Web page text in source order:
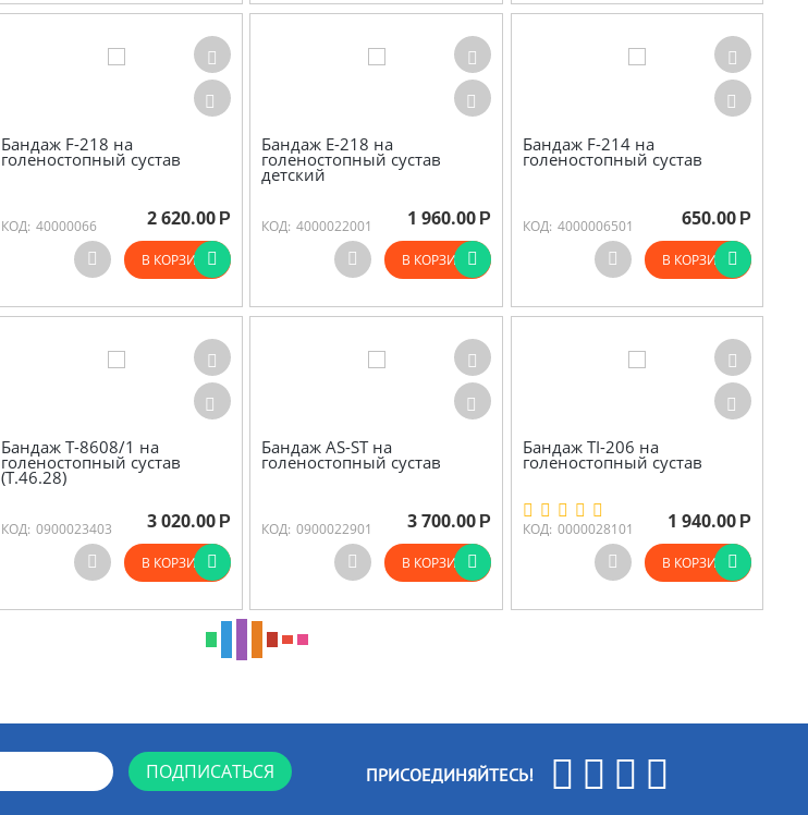
Бандаж F-218 на
голеностопный сустав
КОД: 40000066 2 620.00 Р
В КОРЗИНУ
Бандаж Е-218 на
голеностопный сустав
детский
КОД: 4000022001 1 960.00 Р
В КОРЗИНУ
Бандаж F-214 на
голеностопный сустав
КОД: 4000006501 650.00 Р
В КОРЗИНУ
Бандаж Т-8608/1 на
голеностопный сустав
(Т.46.28)
КОД: 0900023403 3 020.00 Р
В КОРЗИНУ
Бандаж AS-ST на
голеностопный сустав
КОД: 0900022901 3 700.00 Р
В КОРЗИНУ
Бандаж TI-206 на
голеностопный сустав
КОД: 0000028101 1 940.00 Р
В КОРЗИНУ
ПОДПИСАТЬСЯ ПРИСОЕДИНЯЙТЕСЬ!